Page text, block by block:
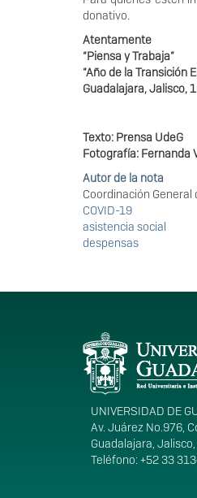
donativo.
Atentamente
“Piensa y Trabaja”
“Año de la Transición
Guadalajara, Jalisco,
Texto: Prensa UdeG
Fotografía: Fernanda
Autor de la nota
Coordinación General
COVID-19
asistencia social
despensas
UNIVERSIDAD DE
Av. Juárez No.976,
Guadalajara,
Teléfono: +52 33